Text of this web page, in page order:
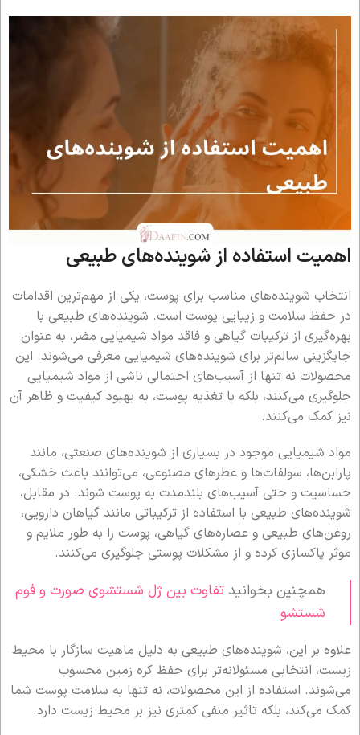
اهمیت استفاده از شوینده‌های طبیعی
انتخاب شوینده‌های مناسب برای پوست، یکی از مهم‌ترین اقدامات
در حفظ سلامت و زیبایی پوست است. شوینده‌های طبیعی با
بهره‌گیری از ترکیبات گیاهی و فاقد مواد شیمیایی مضر، به عنوان
جایگزینی سالم‌تر برای شوینده‌های شیمیایی معرفی می‌شوند. این
محصولات نه تنها از آسیب‌های احتمالی ناشی از مواد شیمیایی
جلوگیری می‌کنند، بلکه با تغذیه پوست، به بهبود کیفیت و ظاهر آن
نیز کمک می‌کنند.
مواد شیمیایی موجود در بسیاری از شوینده‌های صنعتی، مانند
پارابن‌ها، سولفات‌ها و عطرهای مصنوعی، می‌توانند باعث خشکی،
حساسیت و حتی آسیب‌های بلندمدت به پوست شوند. در مقابل،
شوینده‌های طبیعی با استفاده از ترکیباتی مانند گیاهان دارویی،
روغن‌های طبیعی و عصاره‌های گیاهی، پوست را به طور ملایم و
موثر پاکسازی کرده و از مشکلات پوستی جلوگیری می‌کنند.
همچنین بخوانیدتفاوت بین ژل شستشوی صورت و فوم
شستشو
علاوه بر این، شوینده‌های طبیعی به دلیل ماهیت سازگار با محیط
زیست، انتخابی مسئولانه‌تر برای حفظ کره زمین محسوب
می‌شوند. استفاده از این محصولات، نه تنها به سلامت پوست شما
کمک می‌کند، بلکه تاثیر منفی کمتری نیز بر محیط زیست دارد.